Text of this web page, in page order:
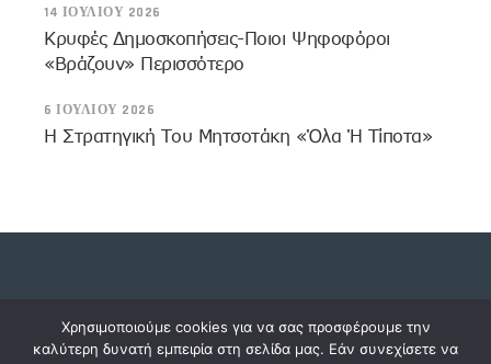
14 ΙΟΥΛΊΟΥ 2026
Κρυφές Δημοσκοπήσεις-Ποιοι Ψηφοφόροι
«βράζουν» Περισσότερο
6 ΙΟΥΛΊΟΥ 2026
Η Στρατηγική Του Μητσοτάκη «όλα Ή Τίποτα»
Copyright © 2023 dossiers.gr. All rights reserved.
Χρησιμοποιούμε cookies για να σας προσφέρουμε την
καλύτερη δυνατή εμπειρία στη σελίδα μας. Εάν συνεχίσετε να